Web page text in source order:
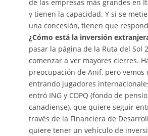
de las empresas más grandes en
y tienen la capacidad. Y si se
una concesión, tienen que
¿Cómo está la inversión
pasar la página de la Ruta del Sol
comenzar a ver mayores cierres.
preocupación de Anif, pero vemos
entrando jugadores
entró ING y CDPQ (fondo de
canadiense), que quiere seguir
través de la Financiera de
quiere tener un vehículo de